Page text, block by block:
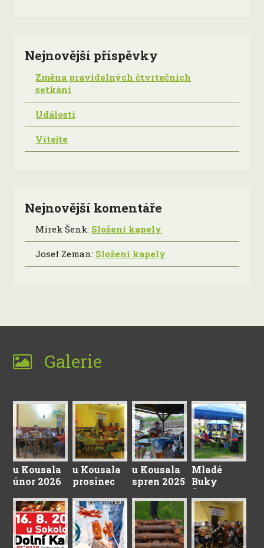
Nejnovější příspěvky
Změna pravidelných čtvrtečních
setkání
Události
Vítejte
Nejnovější komentáře
Mirek Šenk: Složení kapely
Josef Zeman: Složení kapely
Galerie
u Kousala
únor 2026
u Kousala
prosinec
u Kousala
spren 2025
Mladé
Buky
Červenec
2025